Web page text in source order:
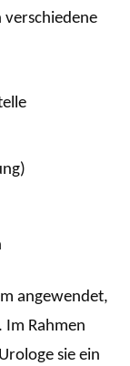
angewendet,
Im Rahmen
sie ein